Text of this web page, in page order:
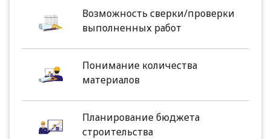
Возможность сверки/проверки
выполненных работ
Понимание количества
материалов
Планирование бюджета
строительства